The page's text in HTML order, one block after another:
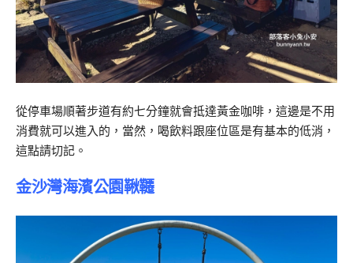
從停車場順著步道有約七分鐘就會抵達黃金咖啡，這邊是不用
消費就可以進入的，當然，喝飲料跟座位區是有基本的低消，
這點請切記。
金沙灣海濱公園鞦韆